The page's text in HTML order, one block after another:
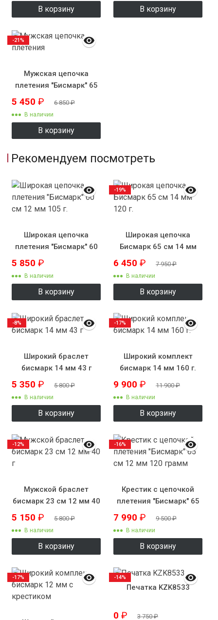
В корзину В корзину
Мужская цепочка
плетения "Бисмарк" 65
см 9 мм
5 450 ₽ 6 850₽
В наличии
В корзину
-21%
Рекомендуем посмотреть
Широкая цепочка
плетения "Бисмарк" 60
см 12 мм 105 г.
5 850 ₽
В наличии
В корзину
Широкая цепочка
Бисмарк 65 см 14 мм
6 450 ₽ 7 950₽
В наличии
В корзину
-19%
Широкий браслет
бисмарк 14 мм 43 г
5 350 ₽ 5 800₽
В наличии
В корзину
-8%
Широкий комплект
бисмарк 14 мм 160 г.
9 900 ₽ 11 900₽
В наличии
В корзину
-17%
Мужской браслет
бисмарк 23 см 12 мм 40
5 150 ₽ 5 800₽
В наличии
В корзину
-12%
Крестик с цепочкой
плетения "Бисмарк" 65
см 12 мм 120 грамм
7 990 ₽ 9 500₽
В наличии
В корзину
-16%
-17%
Печатка KZK8533
0 ₽ 3 750₽
-14%